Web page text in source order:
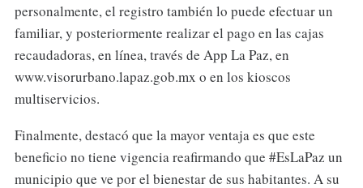
personalmente, el registro también lo puede efectuar un
familiar, y posteriormente realizar el pago en las cajas
recaudadoras, en línea, través de App La Paz, en
www.visorurbano.lapaz.gob.mx o en los kioscos
multiservicios.
Finalmente, destacó que la mayor ventaja es que este
beneficio no tiene vigencia reafirmando que #EsLaPaz un
municipio que ve por el bienestar de sus habitantes. A su